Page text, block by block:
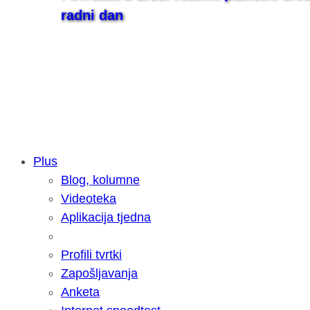
radni dan
Samsung otkrio kako je nastajala
razvoja donijelo tanje i izdržljivije
Plus
Blog, kolumne
Videoteka
Aplikacija tjedna
Profili tvrtki
Zapošljavanja
Anketa